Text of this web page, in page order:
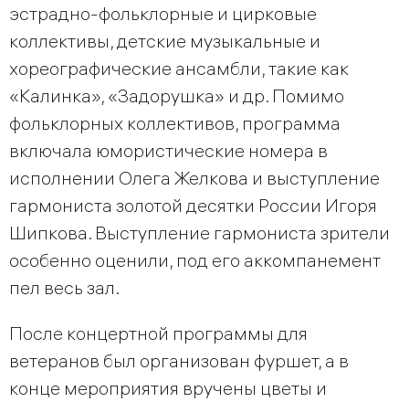
эстрадно-фольклорные и цирковые
коллективы, детские музыкальные и
хореографические ансамбли, такие как
«Калинка», «Задорушка» и др. Помимо
фольклорных коллективов, программа
включала юмористические номера в
исполнении Олега Желкова и выступление
гармониста золотой десятки России Игоря
Шипкова. Выступление гармониста зрители
особенно оценили, под его аккомпанемент
пел весь зал.
После концертной программы для
ветеранов был организован фуршет, а в
конце мероприятия вручены цветы и